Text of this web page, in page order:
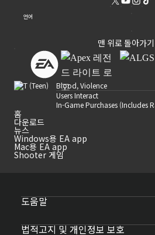
언어
맨 위로 돌아가기
Blood, Violence
Users Interact
In-Game Purchases (Includes
홈
다운로드
뉴스
Windows용 EA app
Mac용 EA app
Shooter 게임
도움말
법적고지 및 개인정보 보호